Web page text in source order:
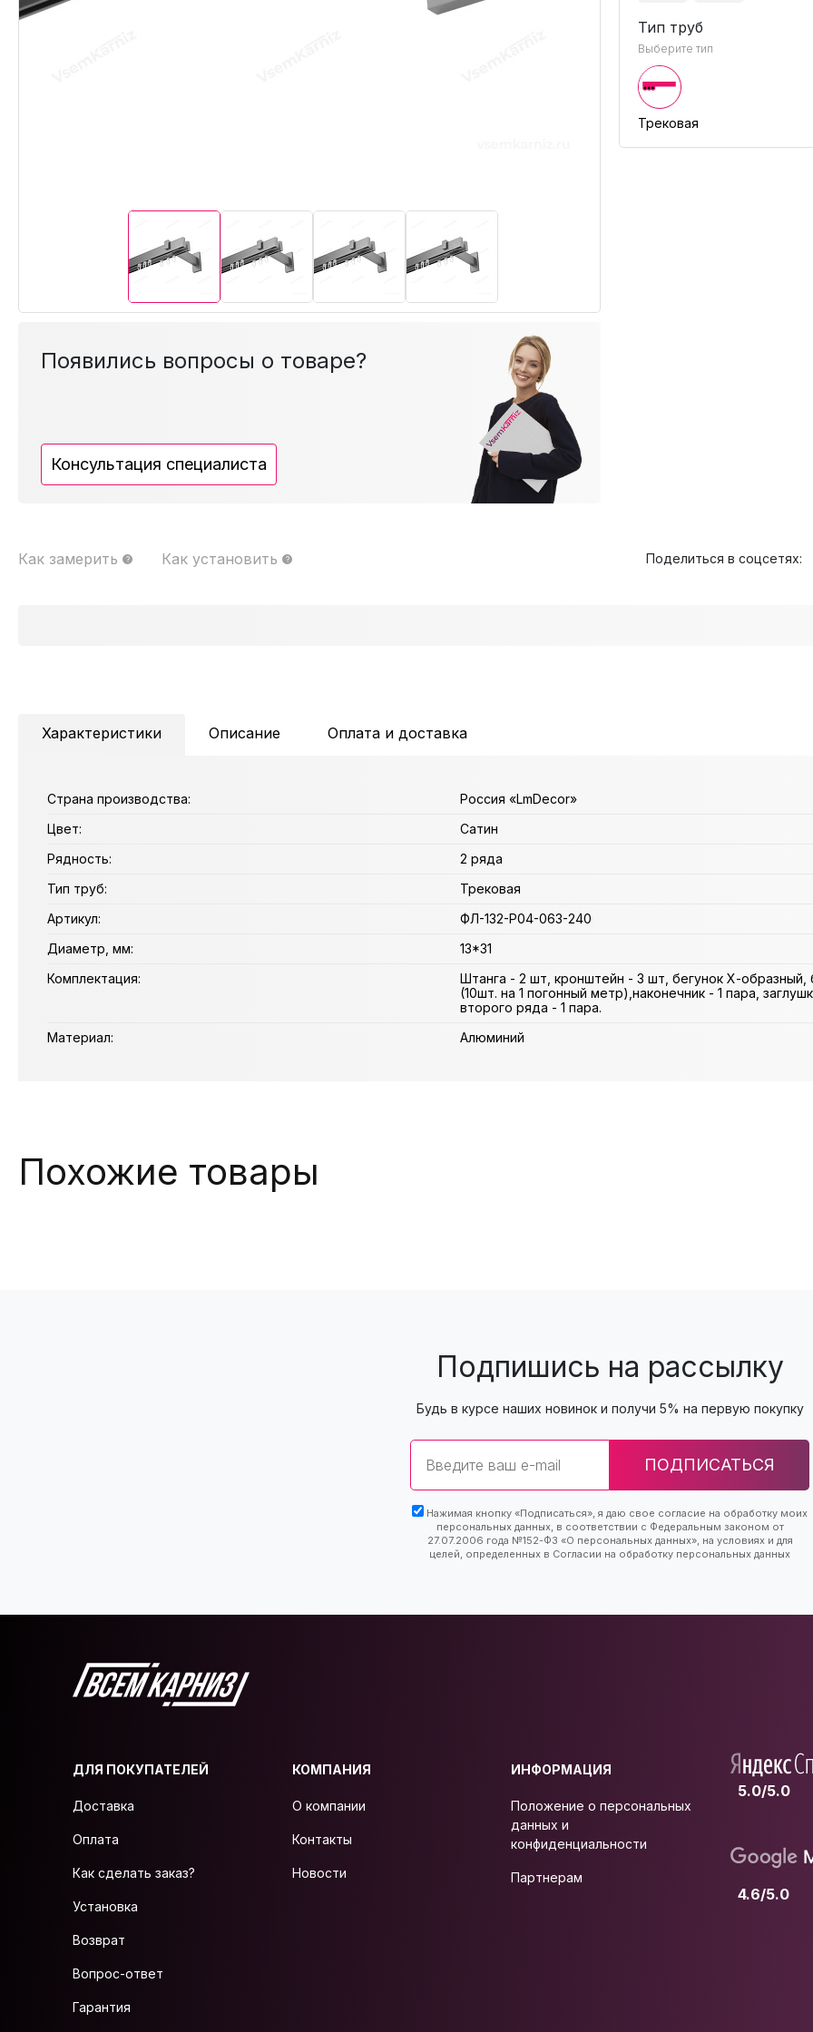
Появились вопросы о товаре?
Консультация специалиста
Тип труб
Выберите тип
Трековая
Как замерить Как установить Поделиться в соцсетях:
Характеристики Описание Оплата и доставка
Страна производства:
Россия «LmDecor»
Цвет:
Сатин
Рядность:
2 ряда
Тип труб:
Трековая
Артикул:
ФЛ-132-Р04-063-240
Диаметр, мм:
13*31
Комплектация:
Штанга - 2 шт, кронштейн - 3 шт, бегунок Х-образный,
(10шт. на 1 погонный метр),наконечник - 1 пара,
второго ряда - 1 пара.
Материал:
Алюминий
Похожие товары
Подпишись на рассылку
Будь в курсе наших новинок и получи 5% на первую покупку
Email
ПОДПИСАТЬСЯ
Нажимая кнопку «Подписаться», я даю свое согласие на обработку моих
персональных данных, в соответствии с Федеральным законом от
27.07.2006 года №152-ФЗ «О персональных данных», на условиях и для
целей, определенных в Согласии на обработку персональных данных
ДЛЯ ПОКУПАТЕЛЕЙ
Доставка
Оплата
Как сделать заказ?
Установка
Возврат
Вопрос-ответ
Гарантия
КОМПАНИЯ
О компании
Контакты
Новости
ИНФОРМАЦИЯ
Положение о персональных
данных и
конфиденциальности
Партнерам
5.0/5.0
4.6/5.0